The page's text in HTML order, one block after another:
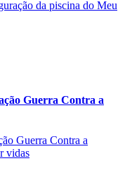
Guerra Contra a